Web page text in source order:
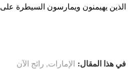
الذين يهيمنون ويمارسون السيطرة
في هذا المقال: الإمارات, رائج الآن